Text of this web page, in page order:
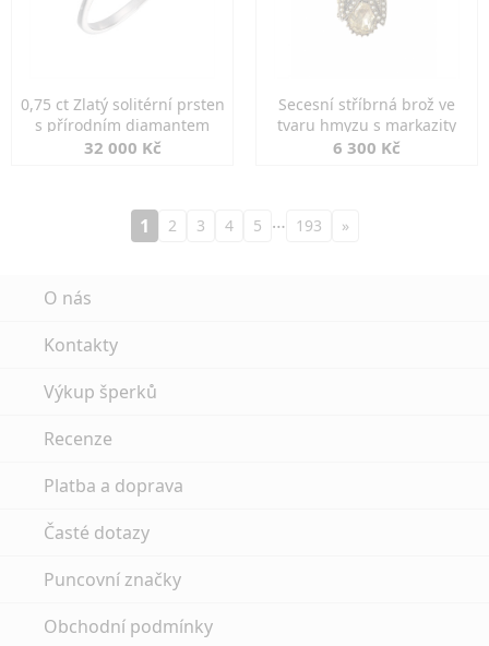
0,75 ct Zlatý solitérní prsten
s přírodním diamantem
32 000 Kč
Secesní stříbrná brož ve
tvaru hmyzu s markazity
6 300 Kč
1 2 3 4 5 … 193 »
O nás
Kontakty
Výkup šperků
Recenze
Platba a doprava
Časté dotazy
Puncovní značky
Obchodní podmínky